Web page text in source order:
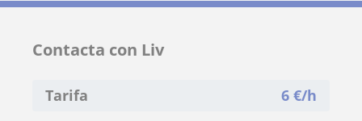
Contacta con Liv
Tarifa 6 €/h